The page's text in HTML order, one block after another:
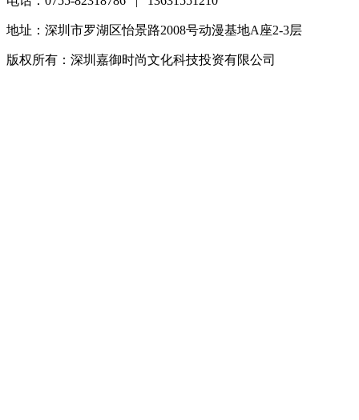
地址：深圳市罗湖区怡景路2008号动漫基地A座2-3层
版权所有：深圳嘉御时尚文化科技投资有限公司